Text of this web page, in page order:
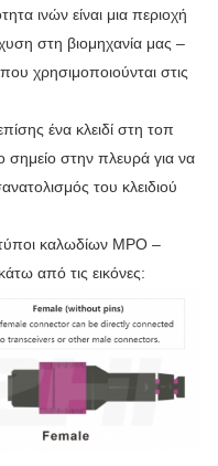
ινών είναι μια περιοχή
στη βιομηχανία μας –
χρησιμοποιούνται στις
ένα κλειδί στη τοπ
στην πλευρά για να
του κλειδιού
καλωδίων MPO –
από τις εικόνες: